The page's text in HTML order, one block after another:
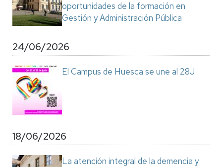
oportunidades de la formación en
Gestión y Administración Pública
24/06/2026
El Campus de Huesca se une al 28J
18/06/2026
La atención integral de la demencia y